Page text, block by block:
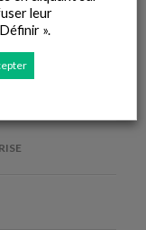
leur
».